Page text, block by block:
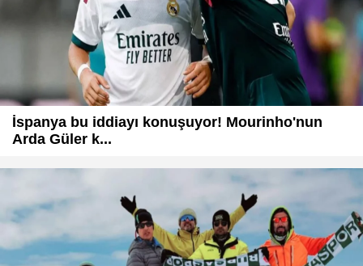
İspanya bu iddiayı konuşuyor! Mourinho'nun
Arda Güler k...